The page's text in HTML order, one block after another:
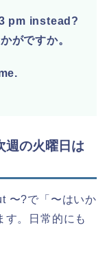
pm instead?
がですか。
の火曜日は
〜?で「〜はいか
す。日常的にも